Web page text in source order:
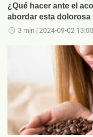
¿Qué hacer ante el
abordar esta dolorosa
3 min | 2024-09-02 13:00